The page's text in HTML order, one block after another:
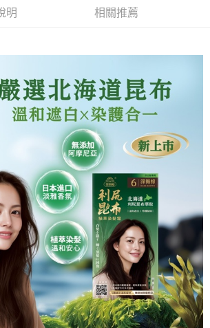
號或使用他人資訊註冊。若發現惡意使用之情形，
有權停止該用戶之使用額度並採取法律行動。
明 相關推薦